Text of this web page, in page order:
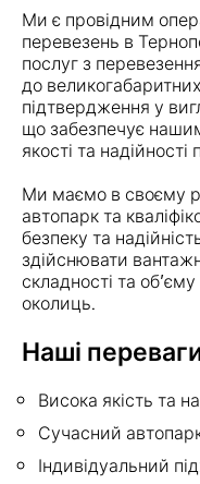
Ми є провідним
перевезень в
послуг з
до
підтвердження у
що забезпечує
якості та
Ми маємо в своєму
автопарк та
безпеку та
здійснювати
складності та
околиць.
Наші
Висока якість та
Сучасний автопарк
Індивідуальний